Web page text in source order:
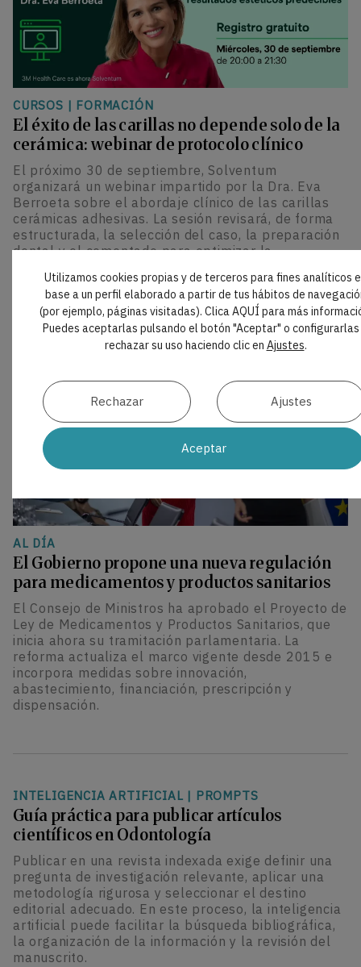
CURSOS | FORMACIÓN
El éxito de las carillas no depende solo de la
cerámica: webinar de protocolo clínico
El próximo 30 de septiembre, Solventum
organizará un webinar impartido por la Dra. Eva
Berroeta sobre el abordaje clínico de las carillas
cerámicas adhesivas. La sesión revisará, de forma
estructurada, la selección del caso, la preparación
dental y el cementado para optimizar la
estéticos.
AL DÍA
El Gobierno propone una nueva regulación
para medicamentos y productos sanitarios
El Consejo de Ministros ha aprobado el Proyecto de
Ley de Medicamentos y Productos Sanitarios, que
inicia ahora su tramitación parlamentaria. La
reforma actualiza el marco vigente desde 2015 e
incorpora medidas sobre innovación,
abastecimiento, financiación, prescripción y
dispensación.
INTELIGENCIA ARTIFICIAL | PROMPTS
Guía práctica para publicar artículos
científicos en Odontología
Publicar en una revista indexada exige definir una
pregunta de investigación relevante, aplicar una
metodología rigurosa y seleccionar el destino
editorial adecuado. En este proceso, la inteligencia
artificial puede facilitar la búsqueda bibliográfica,
la organización de la información y la revisión del
manuscrito.
Utilizamos cookies propias y de terceros para fines analíticos
base a un perfil elaborado a partir de tus hábitos de
(por ejemplo, páginas visitadas). Clica AQUÍ para más
Puedes aceptarlas pulsando el botón "Aceptar" o
rechazar su uso haciendo clic en Ajustes.
Aceptar
Rechazar Ajustes